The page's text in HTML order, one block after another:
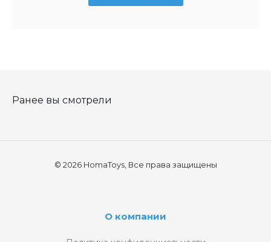
Ранее вы смотрели
© 2026 HomaToys, Все права защищены
О компании